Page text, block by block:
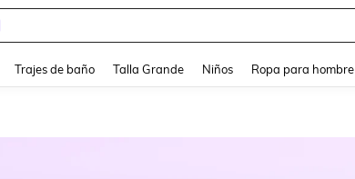
Trajes de baño Talla Grande Niños Ropa para hombre